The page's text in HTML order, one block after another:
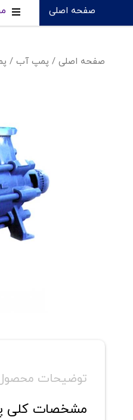
صفحه اصلی
صفحه اصلی / پمپ آب /
توضیحات
مشخصات کلی